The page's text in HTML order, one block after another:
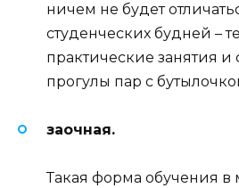
ничем не будет
студенческих будней –
практические занятия
прогулы пар с
заочная.
Такая форма обучения в